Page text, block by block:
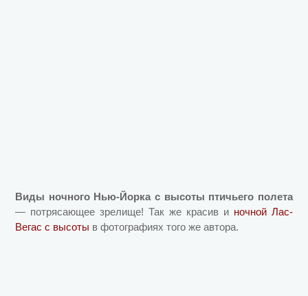
Виды ночного Нью-Йорка с высоты птичьего полета
— потрясающее зрелище! Так же красив и ночной Лас-
Вегас с высоты в фотографиях того же автора.